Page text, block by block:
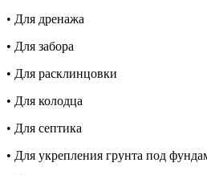
• Для дренажа
• Для забора
• Для расклинцовки
• Для колодца
• Для септика
• Для укрепления грунта под